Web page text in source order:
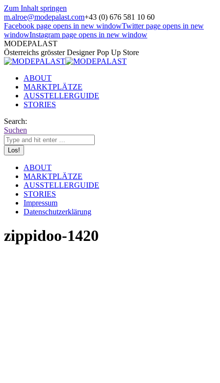
Zum Inhalt springen
m.alroe@modepalast.com+43 (0) 676 581 10 60
Facebook page opens in new windowTwitter page opens in new
windowInstagram page opens in new window
MODEPALAST
Österreichs grösster Designer Pop Up Store
ABOUT
MARKTPLÄTZE
AUSSTELLERGUIDE
STORIES
Search:
Suchen
ABOUT
MARKTPLÄTZE
AUSSTELLERGUIDE
STORIES
Impressum
Datenschutzerklärung
zippidoo-1420